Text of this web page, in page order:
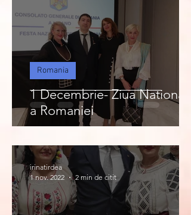
1 Decembrie- Ziua Nationala
a Romaniei
Romania
irinatirdea
1 nov. 2022
2 min de citit